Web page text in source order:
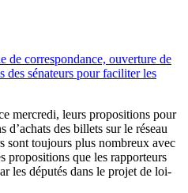
de correspondance, ouverture de
sénateurs pour faciliter les
mercredi, leurs propositions pour
des billets sur le réseau
sont toujours plus nombreux avec
propositions que les rapporteurs
les députés dans le projet de loi-